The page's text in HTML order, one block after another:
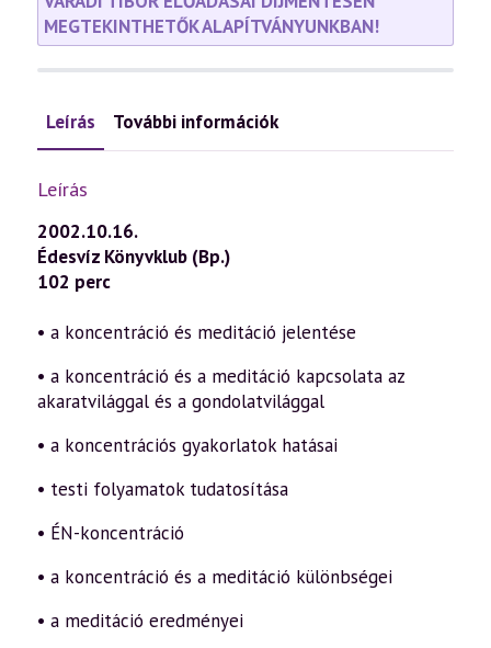
MEGTEKINTHETŐK ALAPÍTVÁNYUNKBAN!
Leírás További információk
Leírás
2002.10.16.
Édesvíz Könyvklub (Bp.)
102 perc
• a koncentráció és meditáció jelentése
• a koncentráció és a meditáció kapcsolata az
akaratvilággal és a gondolatvilággal
• a koncentrációs gyakorlatok hatásai
• testi folyamatok tudatosítása
• ÉN-koncentráció
• a koncentráció és a meditáció különbségei
• a meditáció eredményei